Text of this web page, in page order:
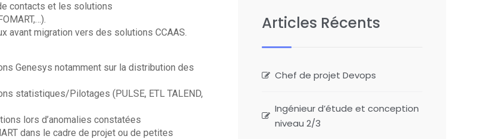
contacts et les solutions
avant migration vers des solutions CCAAS.
Genesys notamment sur la distribution des
statistiques/Pilotages (PULSE, ETL TALEND,
lors d’anomalies constatées
dans le cadre de projet ou de petites
Articles Récents
Chef de projet Devops
Ingénieur d’étude et conception
niveau 2/3